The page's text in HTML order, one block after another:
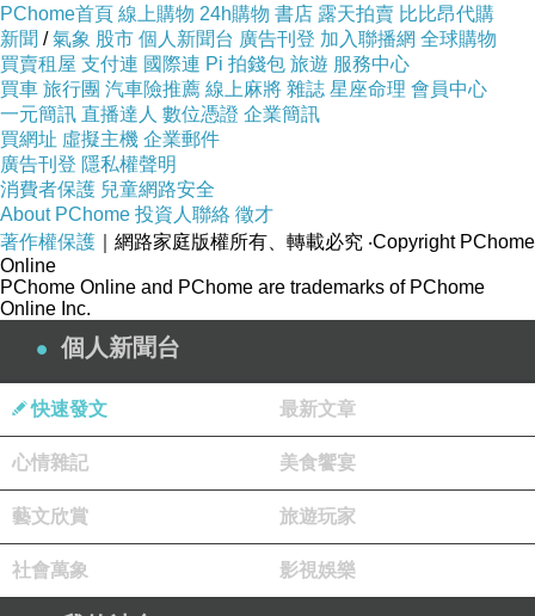
穿搭指南：丹寧褲、燈芯絨褲、羽絨背心外套、搖粒絨外
套
材質： 100% 棉（精梳棉）
產地： 中國
圖片及文字都來自Fashion Cookie
Fashion Cookie網站網址
http://www.fashioncookie.com.tw/?
member=af000027898
PChome首頁 線上購物 24h購物 書店 露天拍賣 比比昂代購
新聞 /氣象 股市 個人新聞台 廣告刊登 加入聯播網 全球購物
買賣租屋 支付連 國際連 Pi 拍錢包 旅遊 服務中心
買車 旅行團 汽車險推薦 線上麻將 雜誌 星座命理 會員中心
一元簡訊 直播達人 數位憑證 企業簡訊
買網址 虛擬主機 企業郵件
廣告刊登 隱私權聲明
消費者保護 兒童網路安全
About PChome 投資人聯絡 徵才
著作權保護 ｜網路家庭版權所有、轉載必究 ‧Copyright PChome
Online
PChome Online and PChome are trademarks of PChome
Online Inc.
個人新聞台
快速發文 最新文章
心情雜記 美食饗宴
藝文欣賞 旅遊玩家
社會萬象 影視娛樂